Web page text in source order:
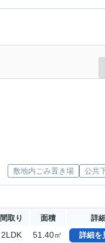
敷地内ごみ置き場 公共
間取り 面積 詳
2LDK 51.40㎡ 詳細を